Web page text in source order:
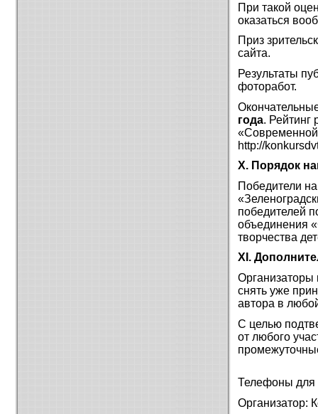
При такой
оказаться
Приз
сайта.
Результаты
фоторабот.
года. Рейтинг
«Современной
http://
X. Порядок
Победители
победителей
объединения
творчества
XI.
Организаторы
снять уже
автора в
С целью
от любого
Телефоны для
Организатор: